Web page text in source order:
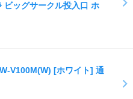
ビッグサークル投入口 ホ
V100M(W) [ホワイト] 通